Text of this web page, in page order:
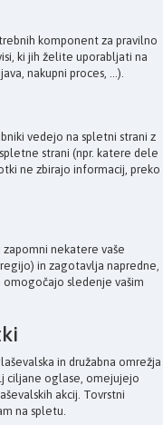
komponent za pravilno
ki jih želite uporabljati na
nakupni proces, ...).
vedejo na spletni strani z
strani (npr. katere dele
ne zbirajo informacij, preko
nekatere vaše
in zagotavlja napredne,
sledenje vašim
in družabna omrežja
ciljane oglase, omejujejo
akcij. Tovrstni
na spletu.